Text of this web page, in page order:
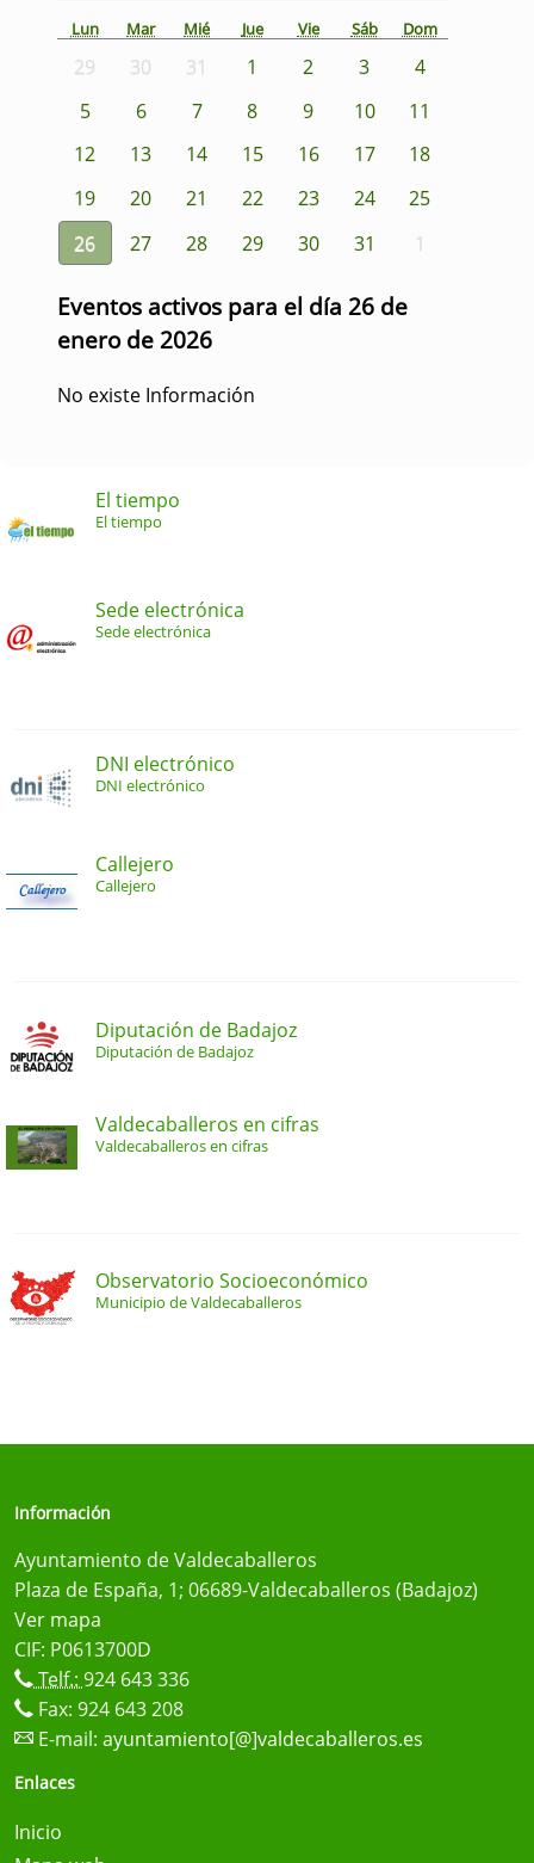
Lun Mar Mié Jue Vie Sáb Dom
29 30 31 1 2 3
4
5
6 7 8 9 10
11
12
13 14 15 16 17
18
19
20 21 22 23 24
25
26
27 28 29 30 31 1
Eventos activos para el día 26 de
enero de 2026
No existe Información
El tiempo
El tiempo
Sede electrónica
Sede electrónica
DNI electrónico
DNI electrónico
Callejero
Callejero
Diputación de Badajoz
Diputación de Badajoz
Valdecaballeros en cifras
Valdecaballeros en cifras
Observatorio Socioeconómico
Municipio de Valdecaballeros
Información
Ayuntamiento de Valdecaballeros
Plaza de España, 1; 06689-Valdecaballeros (Badajoz)
Ver mapa
CIF: P0613700D
Telf.: 924 643 336
Fax: 924 643 208
E-mail: ayuntamiento[@]valdecaballeros.es
Enlaces
Inicio